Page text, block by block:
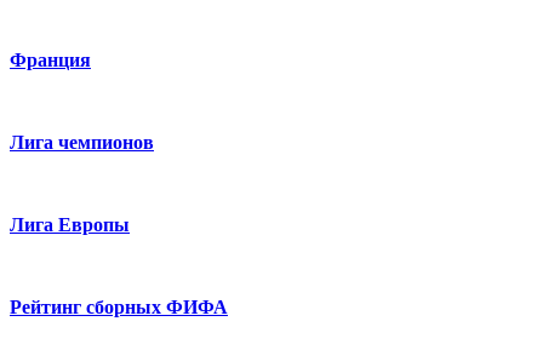
Франция
Лига чемпионов
Лига Европы
Рейтинг сборных ФИФА